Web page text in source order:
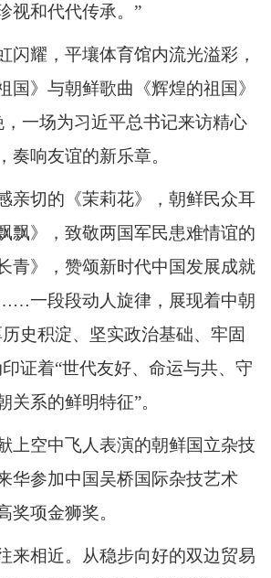
视和代代传承。”
闪耀，平壤体育馆内流光溢彩，
国》与朝鲜歌曲《辉煌的祖国》
一场为习近平总书记来访精心
奏响友谊的新乐章。
亲切的《茉莉花》，朝鲜民众耳
飘》，致敬两国军民患难情谊的
青》，赞颂新时代中国发展成就
一段段动人旋律，展现着中朝
史积淀、坚实政治基础、牢固
证着“世代友好、命运与共、守
关系的鲜明特征”。
上空中飞人表演的朝鲜国立杂技
华参加中国吴桥国际杂技艺术
奖项金狮奖。
来相近。从稳步向好的双边贸易